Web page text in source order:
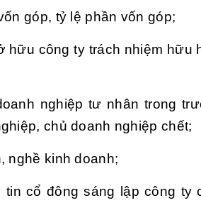
góp, tỷ lệ phần vốn góp;
hữu công ty trách nhiệm hữu
nghiệp tư nhân trong
chủ doanh nghiệp chết;
nghề kinh doanh;
tin cổ đông sáng lập công ty